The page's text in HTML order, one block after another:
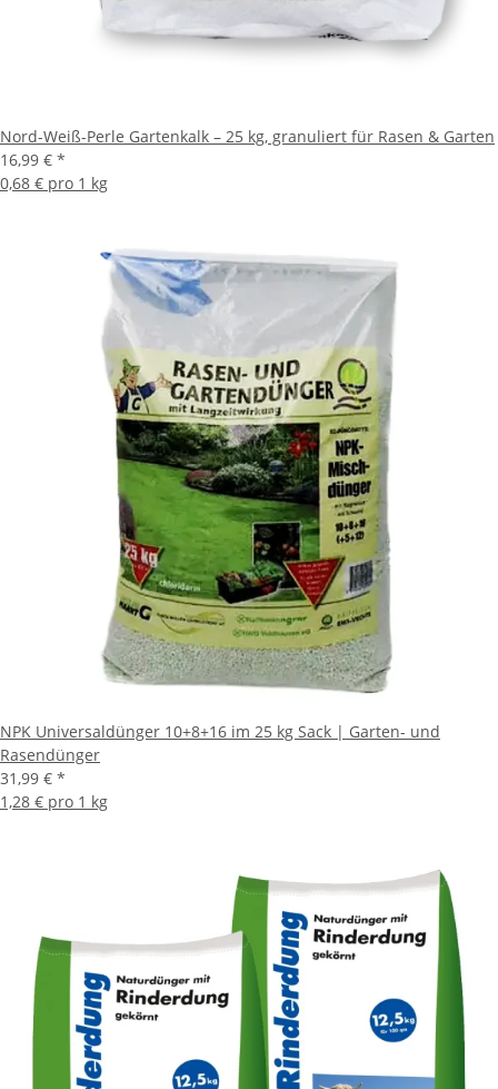
Nord-Weiß-Perle Gartenkalk – 25 kg, granuliert für Rasen & Garten
16,99 € *
0,68 € pro 1 kg
NPK Universaldünger 10+8+16 im 25 kg Sack | Garten- und
Rasendünger
31,99 € *
1,28 € pro 1 kg